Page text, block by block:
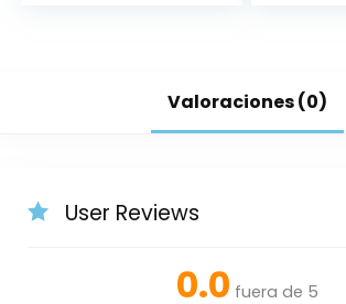
Valoraciones (0)
User Reviews
0.0 fuera de 5